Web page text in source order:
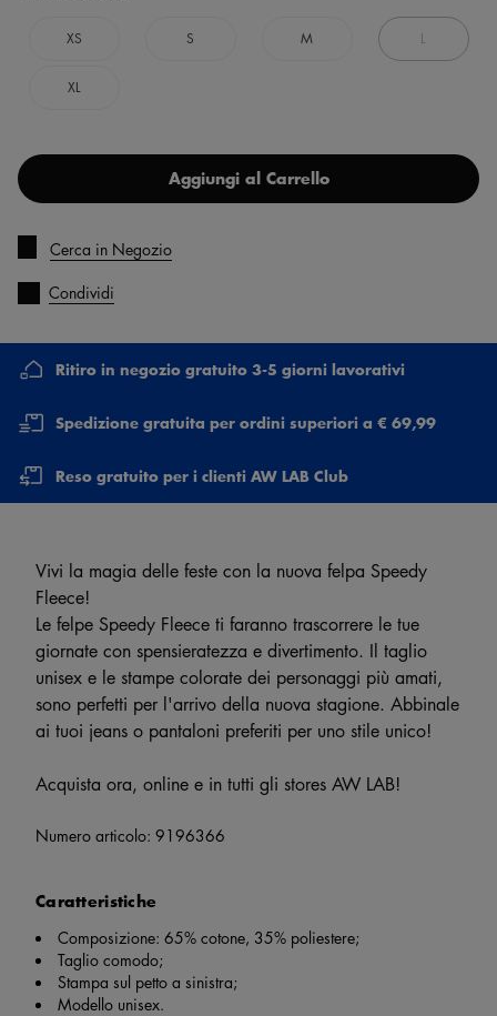
XS S M L
XL
Aggiungi al Carrello
Cerca in Negozio
Condividi
Ritiro in negozio gratuito 3-5 giorni lavorativi
Spedizione gratuita per ordini superiori a € 69,99
Reso gratuito per i clienti AW LAB Club
Vivi la magia delle feste con la nuova felpa Speedy
Fleece!
Le felpe Speedy Fleece ti faranno trascorrere le tue
giornate con spensieratezza e divertimento. Il taglio
unisex e le stampe colorate dei personaggi più amati,
sono perfetti per l'arrivo della nuova stagione. Abbinale
ai tuoi jeans o pantaloni preferiti per uno stile unico!
Acquista ora, online e in tutti gli stores AW LAB!
Numero articolo: 9196366
Caratteristiche
Composizione: 65% cotone, 35% poliestere;
Taglio comodo;
Stampa sul petto a sinistra;
Modello unisex.